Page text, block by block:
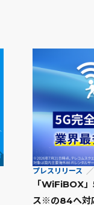
プレスリリース
「WiFiBOX
ス※の84へ対